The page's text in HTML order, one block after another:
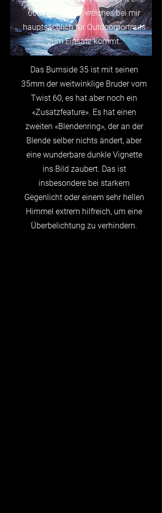
60mm Objektiv, welches bei mir
hauptsächlich für Outdoorportraits
zum Einsatz kommt.
Das Burnside 35ist mit seinen
35mm der weitwinklige Bruder vom
Twist 60, es hat aber noch ein
«Zusatzfeature». Es hat einen
zweiten «Blendenring», der an der
Blende selber nichts ändert, aber
eine wunderbare dunkle Vignette
ins Bild zaubert. Das ist
insbesondere bei starkem
Gegenlicht oder einem sehr hellen
Himmel extrem hilfreich, um eine
Überbelichtung zu verhindern.